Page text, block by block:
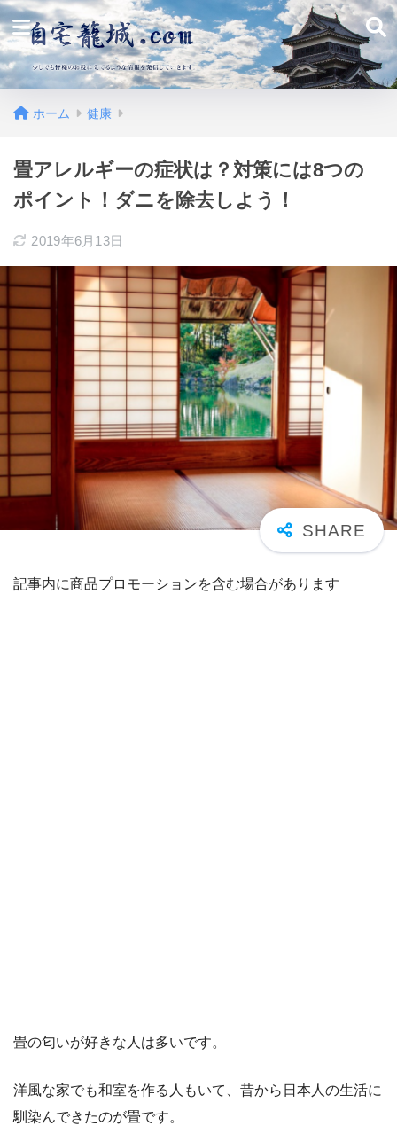
ホーム 健康
畳アレルギーの症状は？対策には8つの
ポイント！ダニを除去しよう！
2019年6月13日
記事内に商品プロモーションを含む場合があります
畳の匂いが好きな人は多いです。
洋風な家でも和室を作る人もいて、昔から日本人の生活に
馴染んできたのが畳です。